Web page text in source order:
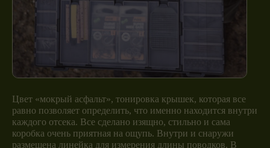
Цвет «мокрый асфальт», тонировка крышек, которая все
равно позволяет определить, что именно находится внутри
каждого отсека. Все сделано изящно, стильно и сама
коробка очень приятная на ощупь. Внутри и снаружи
размещена линейка для измерения длины поводков. В